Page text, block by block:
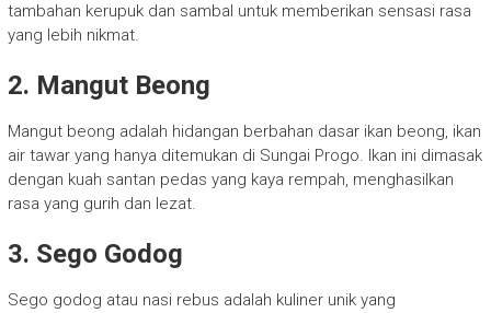
tambahan kerupuk dan sambal untuk memberikan sensasi rasa
yang lebih nikmat.
2. Mangut Beong
Mangut beong adalah hidangan berbahan dasar ikan beong, ikan
air tawar yang hanya ditemukan di Sungai Progo. Ikan ini dimasak
dengan kuah santan pedas yang kaya rempah, menghasilkan
rasa yang gurih dan lezat.
3. Sego Godog
Sego godog atau nasi rebus adalah kuliner unik yang